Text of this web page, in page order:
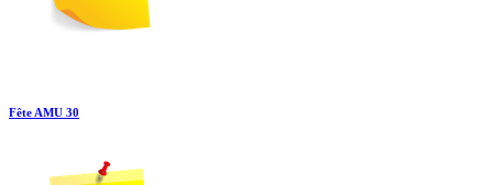
Fête AMU 30